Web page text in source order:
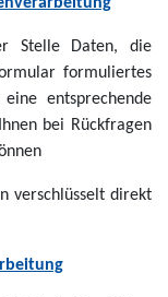
Stelle Daten, die
formuliertes
entsprechende
bei Rückfragen
verschlüsselt direkt